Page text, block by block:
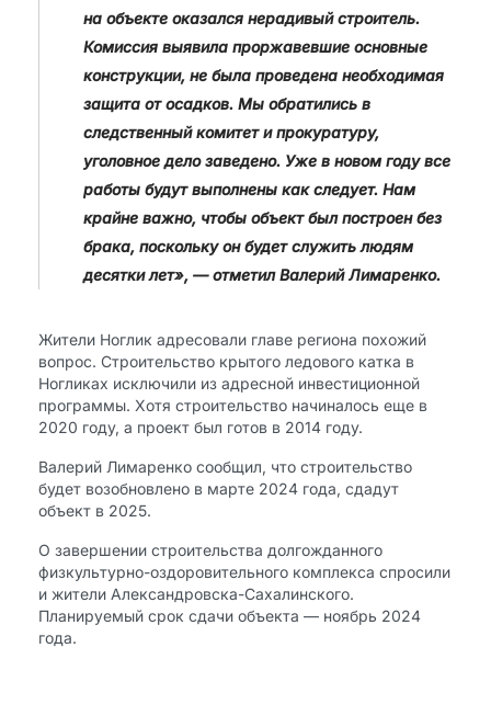
на объекте оказался нерадивый строитель.
Комиссия выявила проржавевшие основные
конструкции, не была проведена необходимая
защита от осадков. Мы обратились в
следственный комитет и прокуратуру,
уголовное дело заведено. Уже в новом году все
работы будут выполнены как следует. Нам
крайне важно, чтобы объект был построен без
брака, поскольку он будет служить людям
десятки лет», — отметил Валерий Лимаренко.
Жители Ноглик адресовали главе региона похожий
вопрос. Строительство крытого ледового катка в
Ногликах исключили из адресной инвестиционной
программы. Хотя строительство начиналось еще в
2020 году, а проект был готов в 2014 году.
Валерий Лимаренко сообщил, что строительство
будет возобновлено в марте 2024 года, сдадут
объект в 2025.
О завершении строительства долгожданного
физкультурно-оздоровительного комплекса спросили
и жители Александровска-Сахалинского.
Планируемый срок сдачи объекта — ноябрь 2024
года.